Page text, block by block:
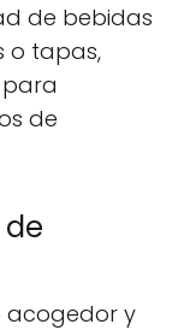
de bebidas
o tapas,
de
acogedor y